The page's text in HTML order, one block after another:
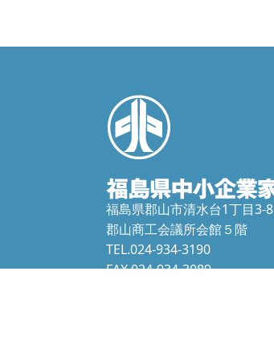
福島県郡山市清水台1丁目3-8
郡山商工会議所会館５階
TEL.024-934-3190
FAX.024-934-3089